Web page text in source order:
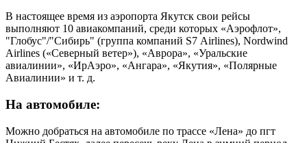
В настоящее время из аэропорта Якутск свои рейсы
выполняют 10 авиакомпаний, среди которых «Аэрофлот»,
"Глобус"/"Сибирь" (группа компаний S7 Airlines), Nordwind
Airlines («Северный ветер»), «Аврора», «Уральские
авиалинии», «ИрАэро», «Ангара», «Якутия», «Полярные
Авиалинии» и т. д.
На автомобиле:
Можно добраться на автомобиле по трассе «Лена» до пгт